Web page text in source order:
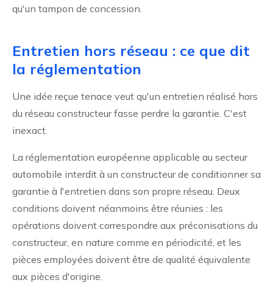
qu'un tampon de concession.
Entretien hors réseau : ce que dit
la réglementation
Une idée reçue tenace veut qu'un entretien réalisé hors
du réseau constructeur fasse perdre la garantie. C'est
inexact.
La réglementation européenne applicable au secteur
automobile interdit à un constructeur de conditionner sa
garantie à l'entretien dans son propre réseau. Deux
conditions doivent néanmoins être réunies : les
opérations doivent correspondre aux préconisations du
constructeur, en nature comme en périodicité, et les
pièces employées doivent être de qualité équivalente
aux pièces d'origine.